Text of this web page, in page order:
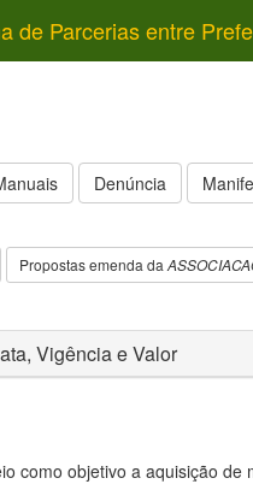
de Parcerias entre
Denúncia
Propostas emenda da
Vigência e Valor
como objetivo a aquisição